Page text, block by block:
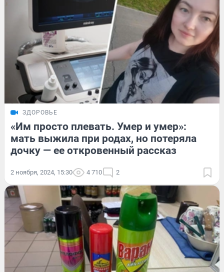
ЗДОРОВЬЕ
«Им просто плевать. Умер и умер»:
мать выжила при родах, но потеряла
дочку — ее откровенный рассказ
2 ноября, 2024, 15:30 4 710 2